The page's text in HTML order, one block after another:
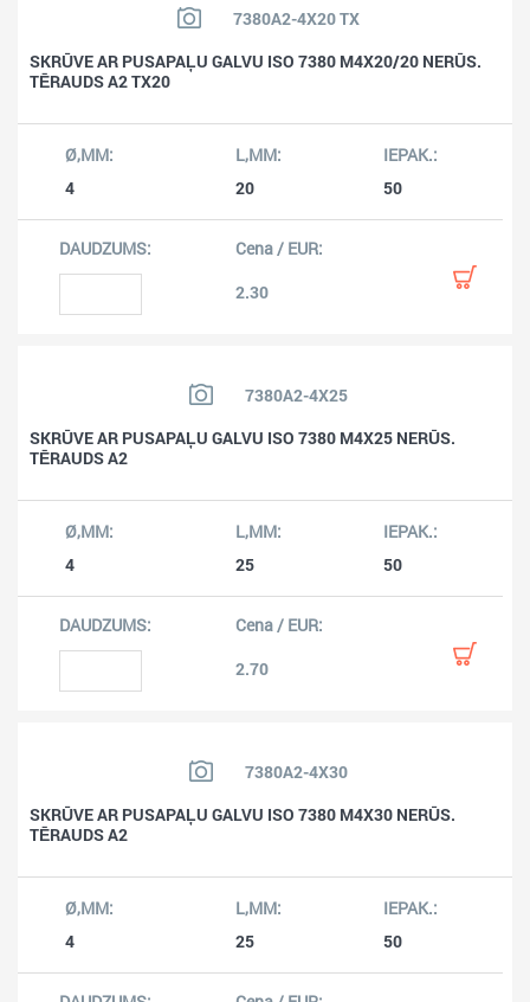
7380A2-4X20 TX
SKRŪVE AR PUSAPAĻU GALVU ISO 7380 M4X20/20 NERŪS.
TĒRAUDS A2 TX20
4 20 50
2.30
7380A2-4X25
SKRŪVE AR PUSAPAĻU GALVU ISO 7380 M4X25 NERŪS.
TĒRAUDS A2
4 25 50
2.70
7380A2-4X30
SKRŪVE AR PUSAPAĻU GALVU ISO 7380 M4X30 NERŪS.
TĒRAUDS A2
4 25 50